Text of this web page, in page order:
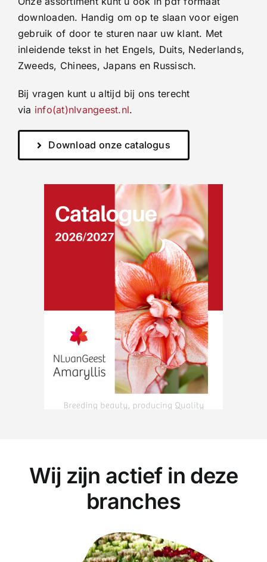
downloaden. Handig om op te slaan voor eigen
gebruik of door te sturen naar uw klant. Met
inleidende tekst in het Engels, Duits, Nederlands,
Zweeds, Chinees, Japans en Russisch.
Bij vragen kunt u altijd bij ons terecht
via info(at)nlvangeest.nl.
Download onze catalogus
Wij zijn actief in deze
branches